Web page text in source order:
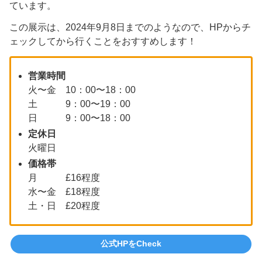
ています。
この展示は、2024年9月8日までのようなので、HPからチ
ェックしてから行くことをおすすめします！
営業時間
火〜金 10：00〜18：00
土 9：00〜19：00
日 9：00〜18：00
定休日
火曜日
価格帯
月 £16程度
水〜金 £18程度
土・日 £20程度
公式HPをCheck